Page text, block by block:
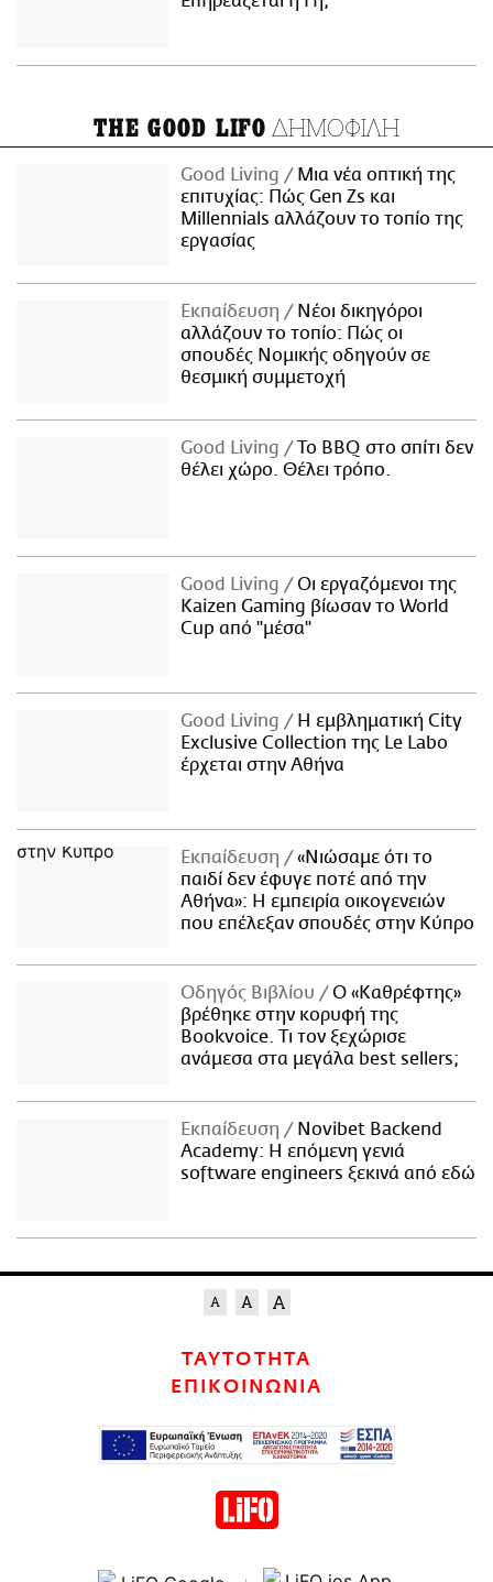
THE GOOD LIFO ΔΗΜΟΦΙΛΗ
Good Living
Μια νέα οπτική της
επιτυχίας: Πώς Gen Zs και
Millennials αλλάζουν το τοπίο της
εργασίας
Εκπαίδευση
Νέοι δικηγόροι
αλλάζουν το τοπίο: Πώς οι
σπουδές Νομικής οδηγούν σε
θεσμική συμμετοχή
Good Living
Το BBQ στο σπίτι δεν
θέλει χώρο. Θέλει τρόπο.
Good Living
Οι εργαζόμενοι της
Kaizen Gaming βίωσαν το World
Cup από "μέσα"
Good Living
Η εμβληματική City
Exclusive Collection της Le Labo
έρχεται στην Αθήνα
Εκπαίδευση
«Νιώσαμε ότι το
παιδί δεν έφυγε ποτέ από την
Αθήνα»: Η εμπειρία οικογενειών
που επέλεξαν σπουδές στην Κύπρο
Οδηγός Βιβλίου
Ο «Καθρέφτης»
βρέθηκε στην κορυφή της
Bookvoice. Τι τον ξεχώρισε
ανάμεσα στα μεγάλα best sellers;
Εκπαίδευση
Novibet Backend
Academy: Η επόμενη γενιά
software engineers ξεκινά από εδώ
ΤΑΥΤΟΤΗΤΑ
ΕΠΙΚΟΙΝΩΝΙΑ